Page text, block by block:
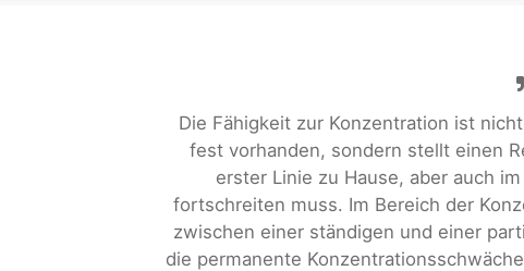
Die Fähigkeit zur Konzentration ist
fest vorhanden, sondern stellt einen
erster Linie zu Hause, aber auch
fortschreiten muss. Im Bereich der
zwischen einer ständigen und einer
die permanente